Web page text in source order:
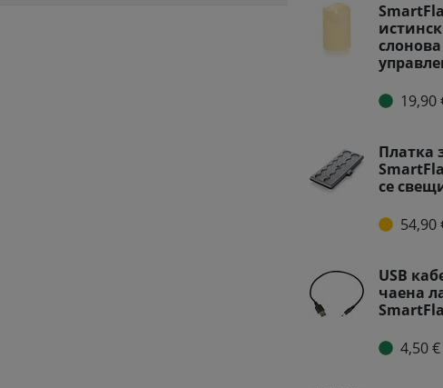
19,90
Платка
се
54,90
USB
чаена
4,50